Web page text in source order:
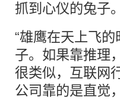
抓到心仪的兔子。
“雄鹰在天上飞
子。如果靠推理
很类似，互联网
公司靠的是直觉